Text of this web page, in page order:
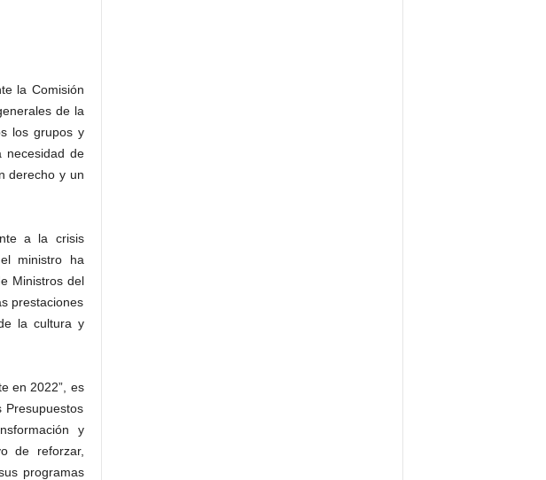
la Comisión
de la
los grupos y
necesidad de
derecho y un
a la crisis
ministro ha
Ministros del
prestaciones
la cultura y
en 2022”, es
Presupuestos
y
de reforzar,
programas